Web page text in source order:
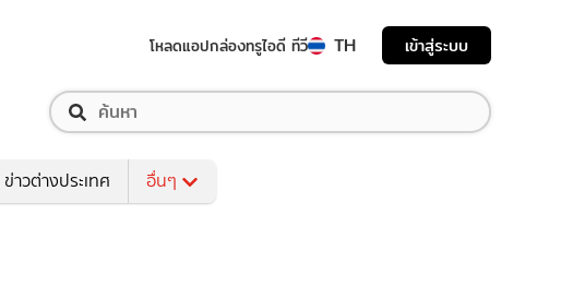
โหลดแอปกล่องทรูไอดี ทีวี TH เข้าสู่ระบบ
ข่าวต่างประเทศ อื่นๆ